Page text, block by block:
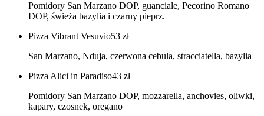
Pomidory San Marzano DOP, guanciale, Pecorino Romano
DOP, świeża bazylia i czarny pieprz.
Pizza Vibrant Vesuvio53 zł
San Marzano, Nduja, czerwona cebula, stracciatella, bazylia
Pizza Alici in Paradiso43 zł
Pomidory San Marzano DOP, mozzarella, anchovies, oliwki,
kapary, czosnek, oregano